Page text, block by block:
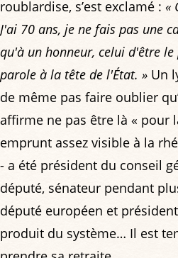
roublardise, s’est exclamé : «
J'ai 70 ans, je ne fais pas une
qu'à un honneur, celui d'être
parole à la tête de l'État. » Un
de même pas faire oublier
affirme ne pas être là « pour
emprunt assez visible à la
- a été président du conseil
député, sénateur pendant
député européen et
produit du système… Il est